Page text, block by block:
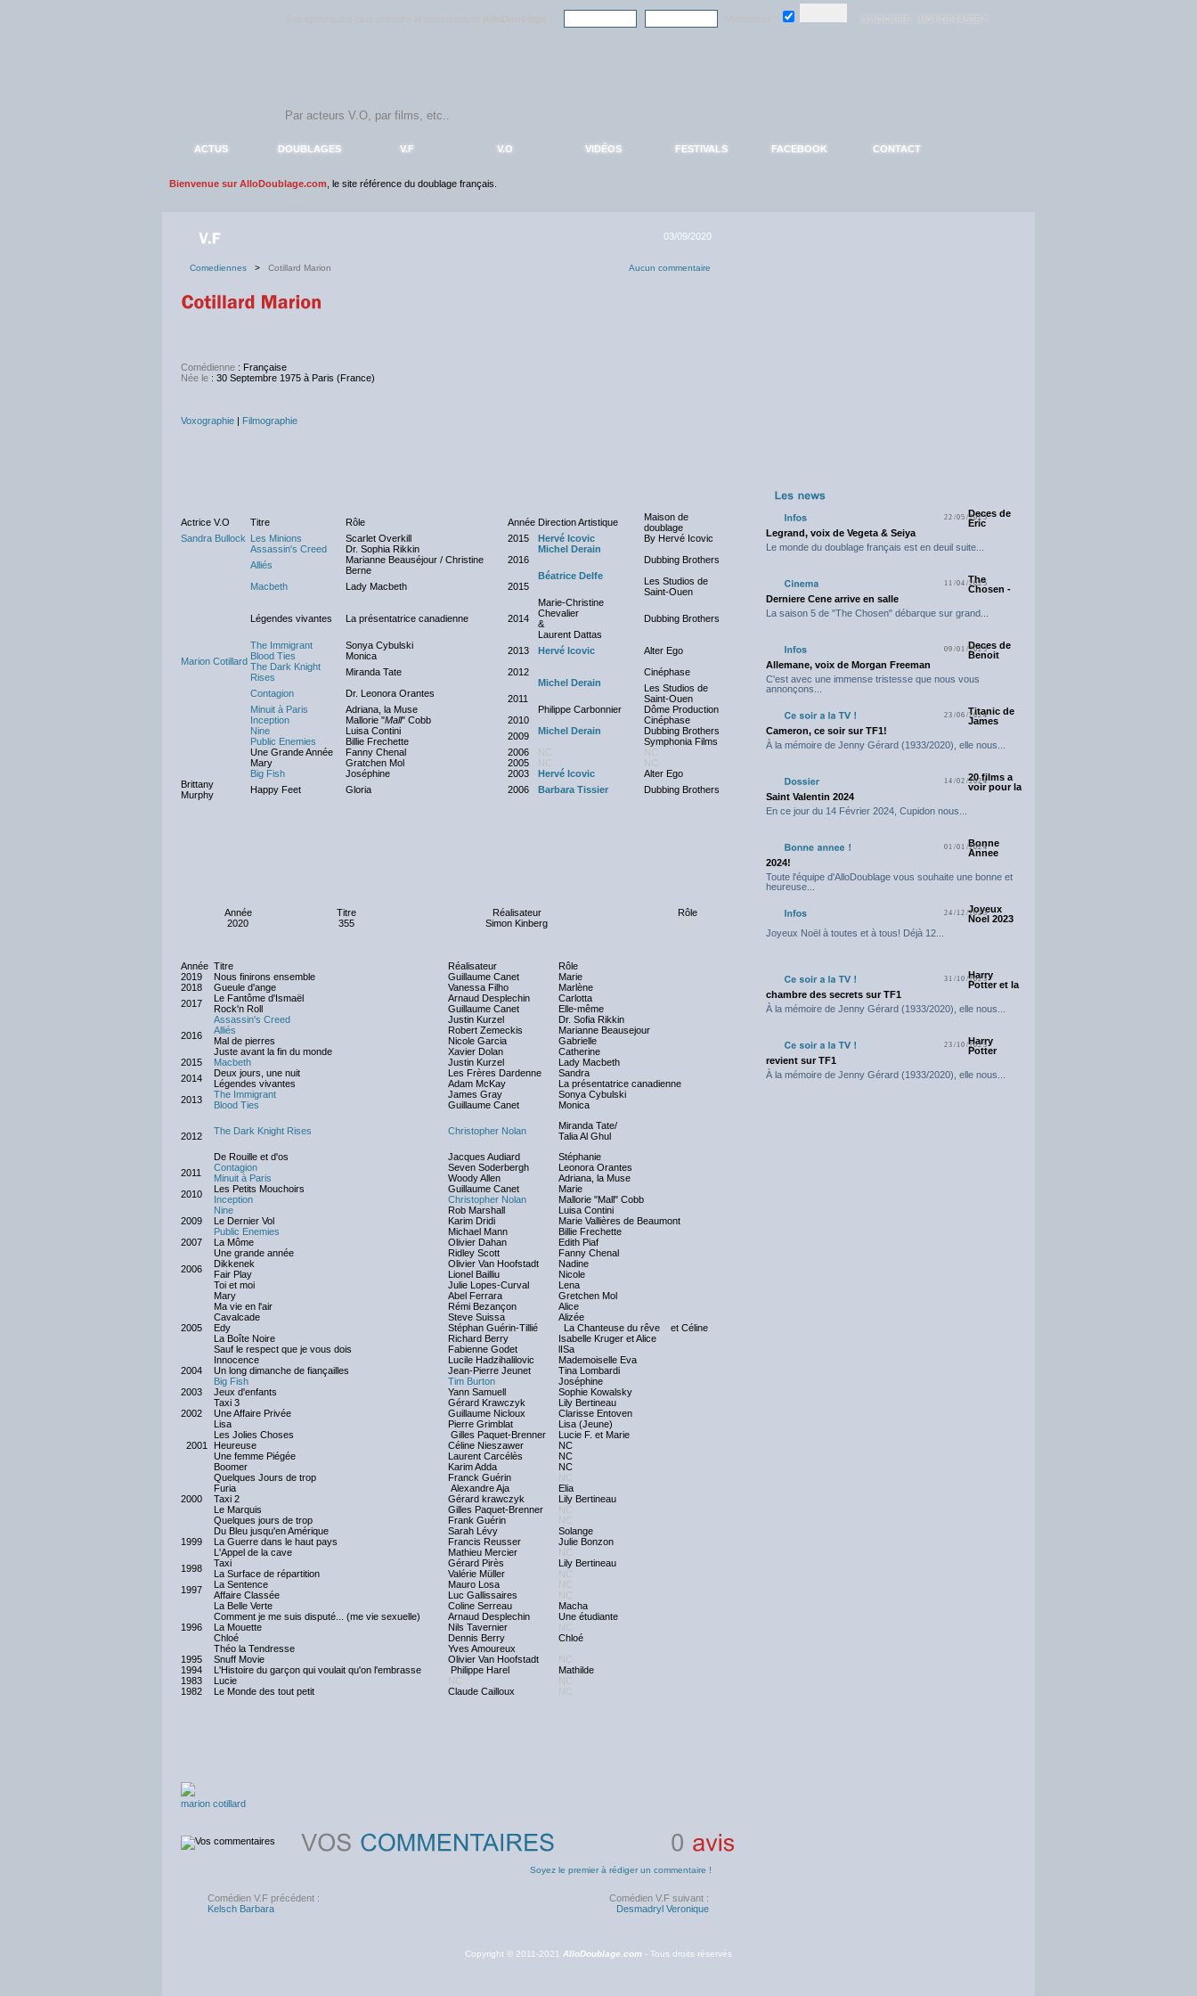
ACTUS DOUBLAGES V.F V.O VIDÉOS FESTIVALS FACEBOOK CONTACT
Bienvenue sur AlloDoublage.com , le site référence du doublage français.
03/09/2020
Comediennes > Cotillard Marion Aucun commentaire
Comédienne : Française
Née le : 30 Septembre 1975 à Paris (France)
Voxographie | Filmographie
Actrice V.O Titre Rôle Année Direction Artistique
Maison de
doublage
Sandra Bullock Les Minions Scarlet Overkill 2015 Hervé Icovic By Hervé Icovic
Marion Cotillard
Assassin's Creed
Dr. Sophia Rikkin
2016
Michel Derain
Dubbing Brothers
Alliés
Marianne Beauséjour / Christine
Berne
Béatrice Delfe
Macbeth
Lady Macbeth 2015
Les Studios de
Saint-Ouen
Légendes vivantes La présentatrice canadienne 2014
Marie-Christine
Chevalier
&
Laurent Dattas
Dubbing Brothers
The Immigrant Sonya Cybulski 2013 Hervé Icovic Alter Ego
Blood Ties
Monica
The Dark Knight
Rises
Miranda Tate
2012
Michel Derain
Cinéphase
Contagion
Dr. Leonora Orantes 2011
Les Studios de
Saint-Ouen
Minuit à Paris
Adriana, la Muse Philippe Carbonnier
Dôme Production
Inception
Mallorie "Mall" Cobb
2010
Michel Derain
Cinéphase
Nine
Luisa Contini 2009
Dubbing Brothers
Public Enemies
Billie Frechette
Symphonia Films
Une Grande Année
Fanny Chenal 2006 NC
NC
Mary
Gratchen Mol 2005 NC
NC
Big Fish
Joséphine 2003 Hervé Icovic
Alter Ego
Brittany
Murphy
Happy Feet Gloria 2006 Barbara Tissier Dubbing Brothers
Année Titre Réalisateur
Rôle
2020
355 Simon Kinberg
Année Titre Réalisateur
Rôle
2019
Nous finirons ensemble Guillaume Canet
Marie
2018
Gueule d'ange Vanessa Filho
Marlène
2017
Le Fantôme d'Ismaël Arnaud Desplechin
Carlotta
Rock'n Roll
Guillaume Canet Elle-même
2016
Assassin's Creed Justin Kurzel
Dr. Sofia Rikkin
Alliés
Robert Zemeckis
Marianne Beausejour
Mal de pierres
Nicole Garcia
Gabrielle
Juste avant la fin du monde
Xavier Dolan
Catherine
2015
Macbeth Justin Kurzel
Lady Macbeth
2014
Deux jours, une nuit Les Frères Dardenne
Sandra
Légendes vivantes
Adam McKay
La présentatrice canadienne
2013
The Immigrant James Gray
Sonya Cybulski
Blood Ties
Guillaume Canet Monica
2012 The Dark Knight Rises Christopher Nolan
Miranda Tate/
Talia Al Ghul
De Rouille et d'os
Jacques Audiard
Stéphanie
2011
Contagion Seven Soderbergh
Leonora Orantes
Minuit à Paris
Woody Allen
Adriana, la Muse
2010
Les Petits Mouchoirs Guillaume Canet
Marie
Inception
Christopher Nolan
Mallorie "Mall" Cobb
2009
Nine Rob Marshall
Luisa Contini
Le Dernier Vol
Karim Dridi
Marie Vallières de Beaumont
Public Enemies
Michael Mann
Billie Frechette
2007
La Môme Olivier Dahan Edith Piaf
2006
Une grande année Ridley Scott
Fanny Chenal
Dikkenek
Olivier Van Hoofstadt
Nadine
Fair Play
Lionel Bailliu
Nicole
Toi et moi
Julie Lopes-Curval Lena
2005
Mary Abel Ferrara
Gretchen Mol
Ma vie en l'air
Rémi Bezançon
Alice
Cavalcade
Steve Suissa
Alizée
Edy
Stéphan Guérin-Tillié
La Chanteuse du rêve et Céline
La Boîte Noire
Richard Berry
Isabelle Kruger et Alice
Sauf le respect que je vous dois
Fabienne Godet
lISa
Innocence
Lucile Hadzihalilovic
Mademoiselle Eva
2004
Un long dimanche de fiançailles Jean-Pierre Jeunet
Tina Lombardi
2003
Big Fish Tim Burton
Joséphine
Jeux d'enfants
Yann Samuell
Sophie Kowalsky
Taxi 3
Gérard Krawczyk
Lily Bertineau
2002
Une Affaire Privée Guillaume Nicloux Clarisse Entoven
2001
Lisa Pierre Grimblat
Lisa (Jeune)
Les Jolies Choses
Gilles Paquet-Brenner
Lucie F. et Marie
Heureuse
Céline Nieszawer
NC
Une femme Piégée
Laurent Carcélès
NC
Boomer
Karim Adda NC
2000
Quelques Jours de trop Franck Guérin
NC
Furia
Alexandre Aja
Elia
Taxi 2
Gérard krawczyk
Lily Bertineau
Le Marquis
Gilles Paquet-Brenner
NC
Quelques jours de trop
Frank Guérin
NC
1999
Du Bleu jusqu'en Amérique Sarah Lévy
Solange
La Guerre dans le haut pays
Francis Reusser
Julie Bonzon
L'Appel de la cave
Mathieu Mercier
NC
1998
Taxi Gérard Pirès
Lily Bertineau
La Surface de répartition
Valérie Müller
NC
1997
La Sentence Mauro Losa
NC
Affaire Classée
Luc Gallissaires NC
1996
La Belle Verte Coline Serreau
Macha
Comment je me suis disputé... (me vie sexuelle)
Arnaud Desplechin
Une étudiante
La Mouette
Nils Tavernier
NC
Chloé
Dennis Berry
Chloé
Théo la Tendresse
Yves Amoureux
1995
Snuff Movie Olivier Van Hoofstadt
NC
1994
L'Histoire du garçon qui voulait qu'on l'embrasse Philippe Harel
Mathilde
1983
Lucie NC
NC
1982
Le Monde des tout petit Claude Cailloux NC
marion cotillard
Soyez le premier à rédiger un commentaire !
Comédien V.F précédent :
Kelsch Barbara
Comédien V.F suivant :
Desmadryl Veronique
22/05/2025Deces de
Eric
Legrand, voix de Vegeta & Seiya
Le monde du doublage français est en deuil suite...
11/04/2025
The
Chosen -
Derniere Cene arrive en salle
La saison 5 de "The Chosen" débarque sur grand...
09/01/2025Deces de
Benoit
Allemane, voix de Morgan Freeman
C'est avec une immense tristesse que nous vous
annonçons...
23/06/2024Titanic de
James
Cameron, ce soir sur TF1!
À la mémoire de Jenny Gérard (1933/2020), elle nous...
14/02/202420 films a
voir pour la
Saint Valentin 2024
En ce jour du 14 Février 2024, Cupidon nous...
01/01/2024
Bonne
Annee
2024!
Toute l'équipe d'AlloDoublage vous souhaite une bonne et
heureuse...
24/12/2023
Joyeux
Noel 2023
Joyeux Noël à toutes et à tous! Déjà 12...
31/10/2023
Harry
Potter et la
chambre des secrets sur TF1
À la mémoire de Jenny Gérard (1933/2020), elle nous...
23/10/2023
Harry
Potter
revient sur TF1
À la mémoire de Jenny Gérard (1933/2020), elle nous...
Copyright © 2011-2021 AlloDoublage.com - Tous droits réservés